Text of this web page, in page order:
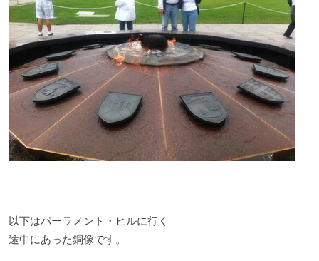
以下はパーラメント・ヒルに行く
途中にあった銅像です。